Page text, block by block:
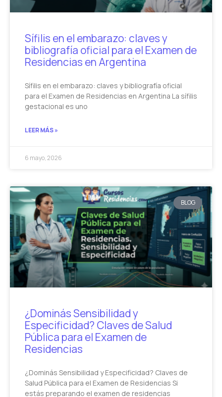
Sífilis en el embarazo: claves y
bibliografía oficial para el Examen de
Residencias en Argentina
Sífilis en el embarazo: claves y bibliografía oficial
para el Examen de Residencias en Argentina La sífilis
gestacional es uno
LEER MÁS »
6 mayo, 2026
BLOG
¿Dominás Sensibilidad y
Especificidad? Claves de Salud
Pública para el Examen de
Residencias
¿Dominás Sensibilidad y Especificidad? Claves de
Salud Pública para el Examen de Residencias Si
estás preparando el examen de residencias